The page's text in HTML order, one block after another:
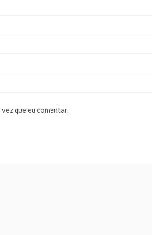
que eu comentar.